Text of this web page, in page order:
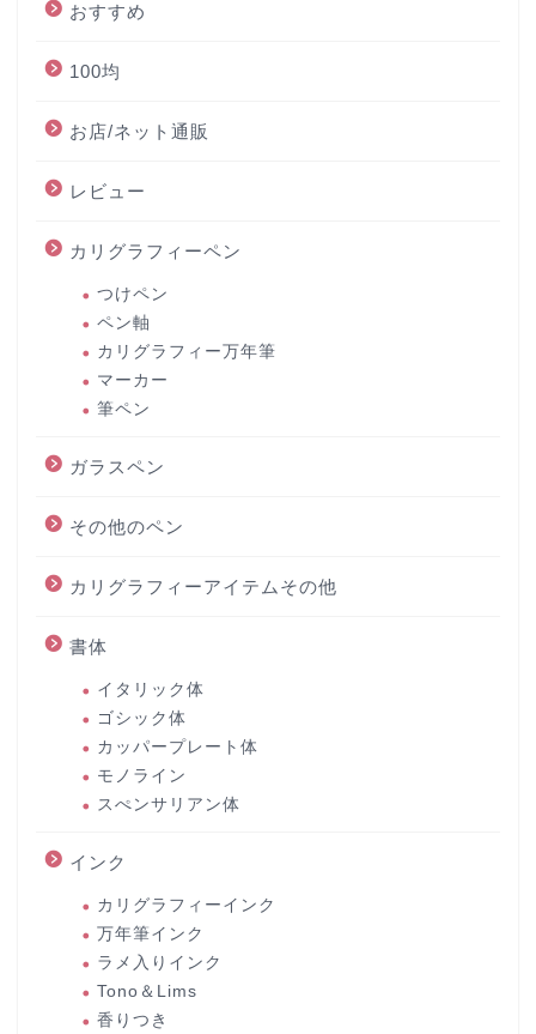
おすすめ
100均
お店/ネット通販
レビュー
カリグラフィーペン
つけペン
ペン軸
カリグラフィー万年筆
マーカー
筆ペン
ガラスペン
その他のペン
カリグラフィーアイテムその他
書体
イタリック体
ゴシック体
カッパープレート体
モノライン
スぺンサリアン体
インク
カリグラフィーインク
万年筆インク
ラメ入りインク
Tono＆Lims
香りつき